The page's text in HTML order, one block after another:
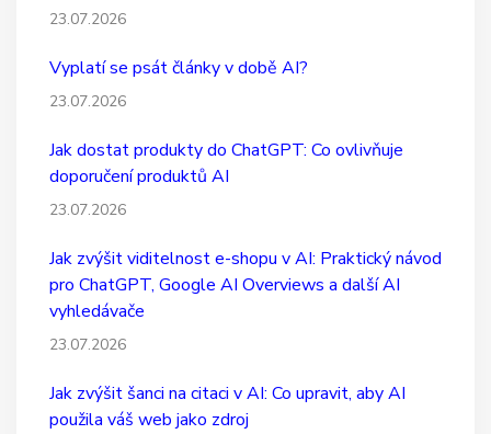
23.07.2026
Vyplatí se psát články v době AI?
23.07.2026
Jak dostat produkty do ChatGPT: Co ovlivňuje
doporučení produktů AI
23.07.2026
Jak zvýšit viditelnost e-shopu v AI: Praktický návod
pro ChatGPT, Google AI Overviews a další AI
vyhledávače
23.07.2026
Jak zvýšit šanci na citaci v AI: Co upravit, aby AI
použila váš web jako zdroj